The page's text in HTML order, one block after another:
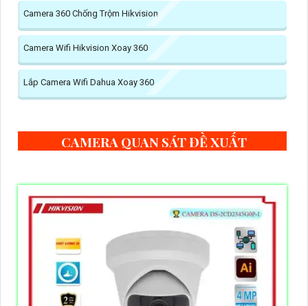
Camera 360 Chống Trộm Hikvision
Camera Wifi Hikvision Xoay 360
Lắp Camera Wifi Dahua Xoay 360
CAMERA QUAN SÁT ĐỀ XUẤT